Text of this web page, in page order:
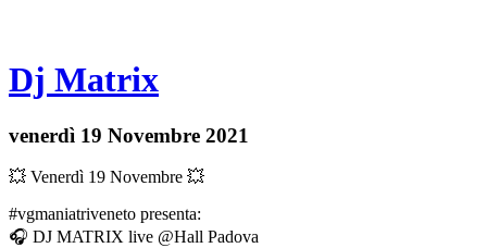
Dj Matrix
venerdì 19 Novembre 2021
💥 Venerdì 19 Novembre 💥
#vgmaniatriveneto presenta:
🎧 DJ MATRIX live @Hall Padova